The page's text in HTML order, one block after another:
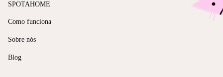
SPOTAHOME
Como funciona
Sobre nós
Blog